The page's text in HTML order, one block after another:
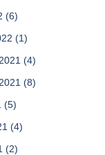
(6)
(1)
(4)
(8)
(5)
(4)
(2)